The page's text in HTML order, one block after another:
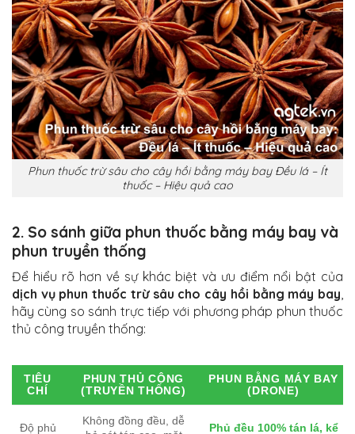
Phun thuốc trừ sâu cho cây hồi bằng máy bay Đều lá – Ít
thuốc – Hiệu quả cao
2. So sánh giữa phun thuốc bằng máy bay và
phun truyền thống
Để hiểu rõ hơn về sự khác biệt và ưu điểm nổi bật của
dịch vụ phun thuốc trừ sâu cho cây hồi bằng máy bay,
hãy cùng so sánh trực tiếp với phương pháp phun thuốc
thủ công truyền thống:
TIÊU
CHÍ
PHUN THỦ CÔNG
(TRUYỀN THỐNG)
PHUN BẰNG MÁY BAY
(DRONE)
Độ phủ
Không đồng đều, dễ
Phủ đều 100% tán lá, kể